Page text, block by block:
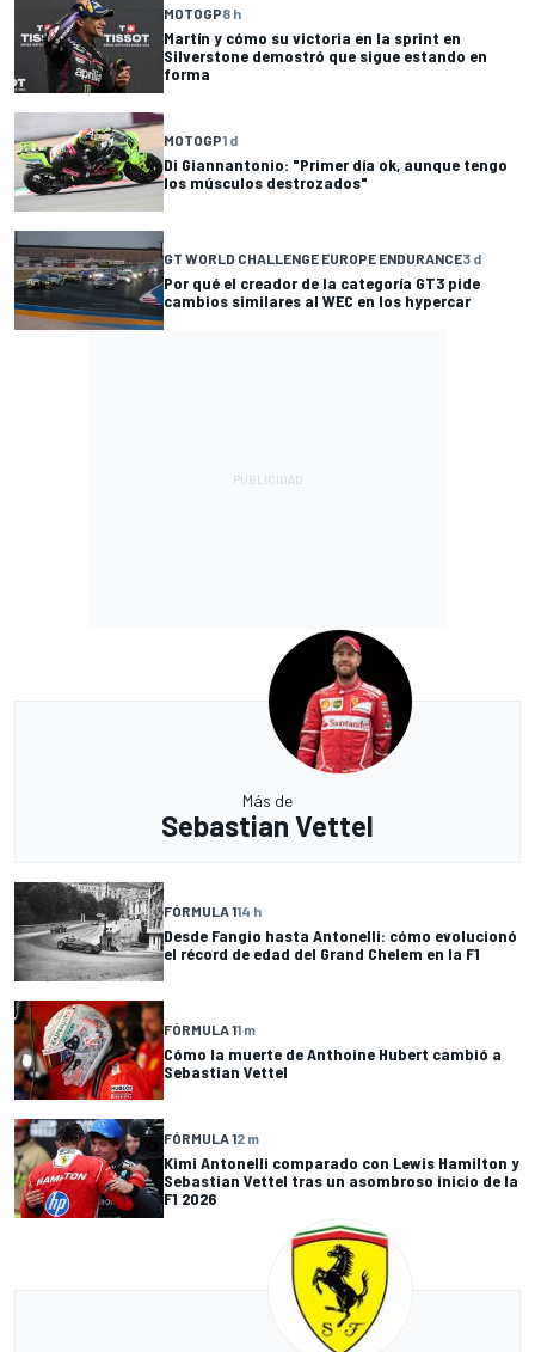
MOTOGP8 h
Martín y cómo su victoria en la sprint en
Silverstone demostró que sigue estando en
forma
MOTOGP1 d
Di Giannantonio: "Primer día ok, aunque tengo
los músculos destrozados"
GT WORLD CHALLENGE EUROPE ENDURANCE3 d
Por qué el creador de la categoría GT3 pide
cambios similares al WEC en los hypercar
Más de
Sebastian Vettel
FÓRMULA 114 h
Desde Fangio hasta Antonelli: cómo evolucionó
el récord de edad del Grand Chelem en la F1
FÓRMULA 11 m
Cómo la muerte de Anthoine Hubert cambió a
Sebastian Vettel
FÓRMULA 12 m
Kimi Antonelli comparado con Lewis Hamilton y
Sebastian Vettel tras un asombroso inicio de la
F1 2026